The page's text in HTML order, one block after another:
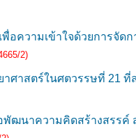
ความเข้าใจด้วยการจัด
2)
ศาสตร์ในศตวรรษที่ 21
พัฒนาความคิดสร้างสรรค์